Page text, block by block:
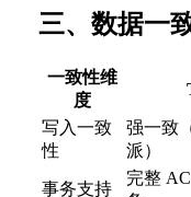
三、数据一
一致性维
度
写入一致
性
强一致
派）
事务支持
完整